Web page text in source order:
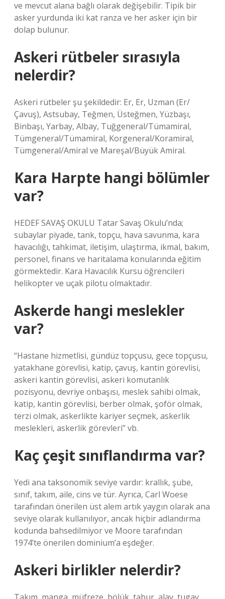
ve mevcut alana bağlı olarak değişebilir. Tipik bir
asker yurdunda iki kat ranza ve her asker için bir
dolap bulunur.
Askeri rütbeler sırasıyla
nelerdir?
Askeri rütbeler şu şekildedir: Er, Er, Uzman (Er/
Çavuş), Astsubay, Teğmen, Üsteğmen, Yüzbaşı,
Binbaşı, Yarbay, Albay, Tuğgeneral/Tümamiral,
Tümgeneral/Tümamiral, Korgeneral/Koramiral,
Tümgeneral/Amiral ve Mareşal/Büyük Amiral.
Kara Harpte hangi bölümler
var?
HEDEF SAVAŞ OKULU Tatar Savaş Okulu’nda;
subaylar piyade, tank, topçu, hava savunma, kara
havacılığı, tahkimat, iletişim, ulaştırma, ikmal, bakım,
personel, finans ve haritalama konularında eğitim
görmektedir. Kara Havacılık Kursu öğrencileri
helikopter ve uçak pilotu olmaktadır.
Askerde hangi meslekler
var?
“Hastane hizmetlisi, gündüz topçusu, gece topçusu,
yatakhane görevlisi, katip, çavuş, kantin görevlisi,
askeri kantin görevlisi, askeri komutanlık
pozisyonu, devriye onbaşısı, meslek sahibi olmak,
katip, kantin görevlisi, berber olmak, şoför olmak,
terzi olmak, askerlikte kariyer seçmek, askerlik
meslekleri, askerlik görevleri” vb.
Kaç çeşit sınıflandırma var?
Yedi ana taksonomik seviye vardır: krallık, şube,
sınıf, takım, aile, cins ve tür. Ayrıca, Carl Woese
tarafından önerilen üst alem artık yaygın olarak ana
seviye olarak kullanılıyor, ancak hiçbir adlandırma
kodunda bahsedilmiyor ve Moore tarafından
1974’te önerilen dominium’a eşdeğer.
Askeri birlikler nelerdir?